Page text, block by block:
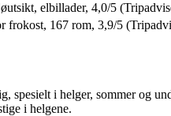
elbillader, 4,0/5
frokost, 167 rom, 3,9/5
spesielt i helger, sommer og
i helgene.